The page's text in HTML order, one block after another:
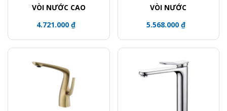
VÒI NƯỚC CAO
4.721.000 ₫
VÒI NƯỚC
5.568.000 ₫